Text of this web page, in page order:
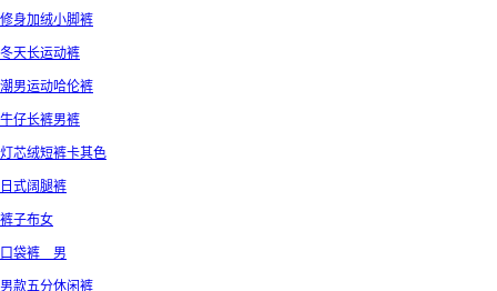
修身加绒小脚裤
冬天长运动裤
潮男运动哈伦裤
牛仔长裤男裤
灯芯绒短裤卡其色
日式阔腿裤
裤子布女
口袋裤 男
男款五分休闲裤